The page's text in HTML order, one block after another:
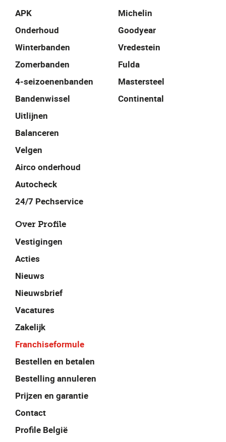
APK
Onderhoud
Winterbanden
Zomerbanden
4-seizoenenbanden
Bandenwissel
Uitlijnen
Balanceren
Velgen
Airco onderhoud
Autocheck
24/7 Pechservice
Michelin
Goodyear
Vredestein
Fulda
Mastersteel
Continental
Over Profile
Vestigingen
Acties
Nieuws
Nieuwsbrief
Vacatures
Zakelijk
Franchiseformule
Bestellen en betalen
Bestelling annuleren
Prijzen en garantie
Contact
Profile België